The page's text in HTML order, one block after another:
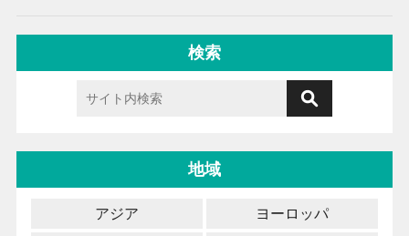
検索
地域
アジア ヨーロッパ